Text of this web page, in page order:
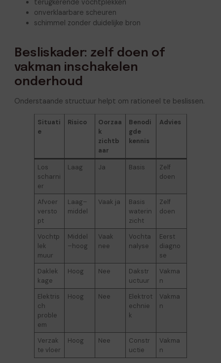
terugkerende vochtplekken
onverklaarbare scheuren
schimmel zonder duidelijke bron
Besliskader: zelf doen of
vakman inschakelen
onderhoud
Onderstaande structuur helpt om rationeel te beslissen.
Situati
e
Risico
Oorzaa
k
zichtb
aar
Benodi
gde
kennis
Advies
Los
scharni
er
Laag Ja Basis
Zelf
doen
Afvoer
versto
pt
Laag–
middel
Vaak ja
Basis
waterin
zicht
Zelf
doen
Vochtp
lek
muur
Middel
–hoog
Vaak
nee
Vochta
nalyse
Eerst
diagno
se
Daklek
kage
Hoog Nee
Dakstr
uctuur
Vakma
n
Elektris
ch
proble
em
Hoog Nee
Elektrot
echnie
k
Vakma
n
Verzak
te vloer
Hoog Nee
Constr
uctie
Vakma
n